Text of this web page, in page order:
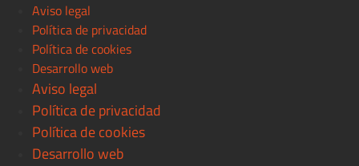
Aviso legal
Política de privacidad
Política de cookies
Desarrollo web
Aviso legal
Política de privacidad
Política de cookies
Desarrollo web